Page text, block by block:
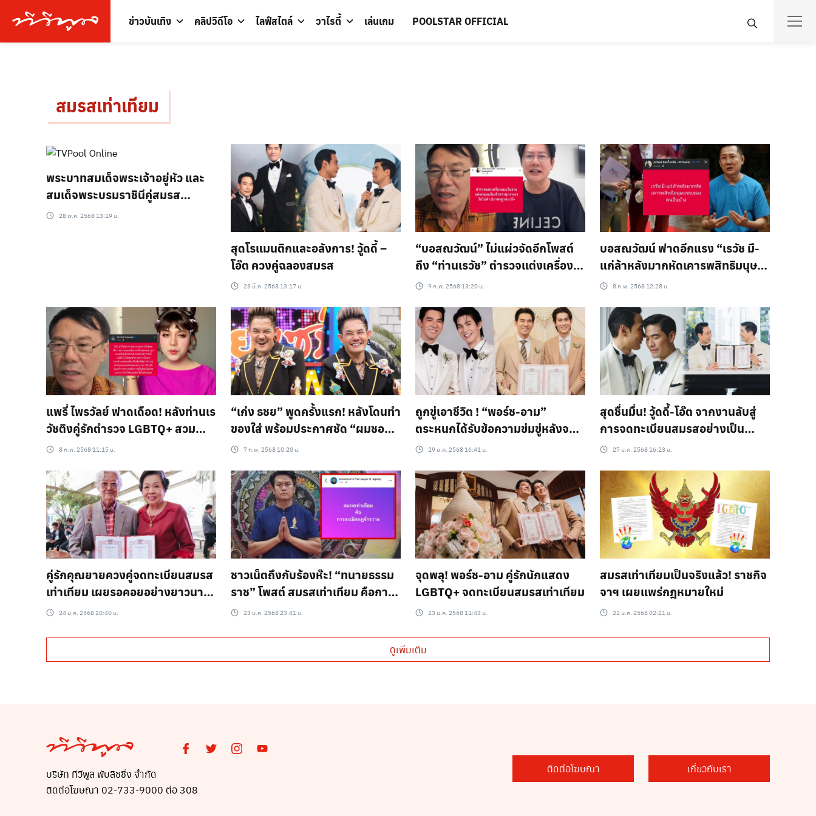
ข่าวบันเทิง คลิปวิดีโอ ไลฟ์สไตล์ วาไรตี้ เล่นเกม POOLSTAR OFFICIAL
สมรสเท่าเทียม
พระบาทสมเด็จพระเจ้าอยู่หัว และ
สมเด็จพระบรมราชินีคู่สมรส
พระราชทาน LGBTQ+ คู่แรกใน
28 พ.ค. 2568 13:19 น.
สุดโรแมนติกและอลังการ! วู้ดดี้ –
โอ๊ต ควงคู่ฉลองสมรส
23 มี.ค. 2568 13:17 น.
“บอสณวัฒน์” ไม่แผ่วจัดอีกโพสต์
ถึง “ท่านเรวัช” ตำรวจแต่งเครื่อง
แบบในงานแต่งหอมแก้มเจ้าสาวทุก
9 ก.พ. 2568 13:20 น.
บอสณวัฒน์ ฟาดอีกแรง “เรวัช มึ-
แก่ล้าหลังมากหัดเคารพสิทธิมนุษย
ชนของคนอื่นบ้าง”
8 ก.พ. 2568 12:28 น.
แพรี่ ไพรวัลย์ ฟาดเดือด! หลังท่านเร
วัชติงคู่รักตำรวจ LGBTQ+ สวม
เครื่องแบบจดทะเบียนสมรส
8 ก.พ. 2568 11:15 น.
“เก่ง ธชย” พูดครั้งแรก! หลังโดนทำ
ของใส่ พร้อมประกาศชัด “ผมชอบ
เด็ก” วางแผน 5 ปีมีงานแต่ง รับ
7 ก.พ. 2568 10:20 น.
ถูกขู่เอาชีวิต ! “พอร์ช-อาม”
ตระหนกได้รับข้อความข่มขู่หลังจด
ทะเบียนสมรสฉลองสมรสเท่าเทียม
29 ม.ค. 2568 16:41 น.
สุดชื่นมื่น! วู้ดดี้-โอ๊ต จากงานลับสู่
การจดทะเบียนสมรสอย่างเป็น
ทางการ!
27 ม.ค. 2568 16:23 น.
คู่รักคุณยายควงคู่จดทะเบียนสมรส
เท่าเทียม เผยรอคอยอย่างยาวนาน
ครองรักมา 42 ปี
24 ม.ค. 2568 20:40 น.
ชาวเน็ตถึงกับร้องห๊ะ! “ทนายธรรม
ราช” โพสต์ สมรสเท่าเทียม คือการ
ละเมิดกฎจักรวาล…?!
23 ม.ค. 2568 23:41 น.
จุดพลุ! พอร์ช-อาม คู่รักนักแสดง
LGBTQ+ จดทะเบียนสมรสเท่าเทียม
23 ม.ค. 2568 11:43 น.
สมรสเท่าเทียมเป็นจริงแล้ว! ราชกิจ
จาฯ เผยแพร่กฎหมายใหม่
22 ม.ค. 2568 02:21 น.
ดูเพิ่มเติม
บริษัท ทีวีพูล พับลิชชิ่ง จำกัด
ติดต่อโฆษณา 02-733-9000 ต่อ 308
ติดต่อโฆษณา เกี่ยวกับเรา